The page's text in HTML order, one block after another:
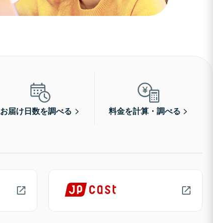
お届け日数を調べる 料金を計算・調べる